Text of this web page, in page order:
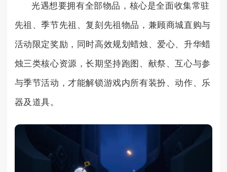
光遇想要拥有全部物品，核心是全面收集常驻
先祖、季节先祖、复刻先祖物品，兼顾商城直购与
活动限定奖励，同时高效规划蜡烛、爱心、升华蜡
烛三类核心资源，长期坚持跑图、献祭、互心与参
与季节活动，才能解锁游戏内所有装扮、动作、乐
器及道具。